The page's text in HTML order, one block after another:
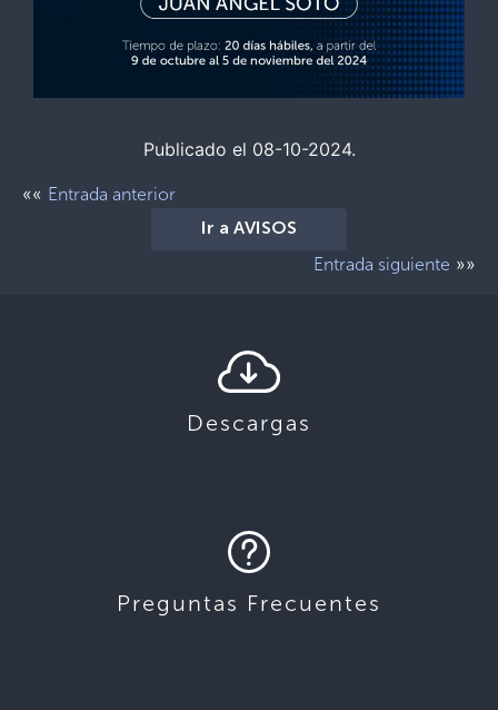
Publicado el 08-10-2024.
«« Entrada anterior
Ir a AVISOS
Entrada siguiente »»
Descargas
Preguntas Frecuentes